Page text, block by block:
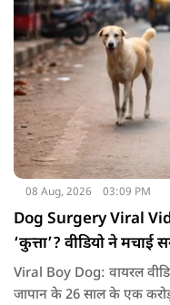
08 Aug, 2026 03:09 PM
Dog Surgery Viral
‘कुत्ता’? वीडियो ने मचाई
Viral Boy Dog: वायरल
जापान के 26 साल के एक